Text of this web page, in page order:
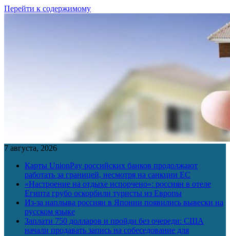
Перейти к содержимому
7 августа, 2026
Карты UnionPay российских банков продолжают
работать за границей, несмотря на санкции ЕС
«Настроение на отдыхе испорчено»: россиян в отеле
Египта грубо оскорбили туристы из Европы
Из-за наплыва россиян в Японии появились вывески на
русском языке
Заплати 750 долларов и пройди без очереди: США
начали продавать запись на собеседование для